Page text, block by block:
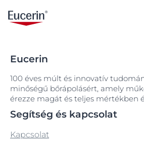
Eucerin
100 éves múlt és innovatív
minőségű bőrápolásért, amely
érezze magát és teljes mértékben
Segítség és kapcsolat
Kapcsolat